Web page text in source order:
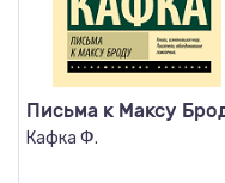
Письма к Максу
Кафка Ф.